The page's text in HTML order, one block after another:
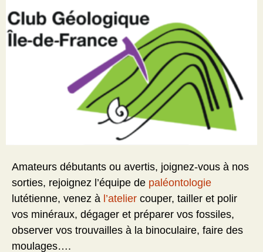
Amateurs débutants ou avertis, joignez-vous à nos
sorties, rejoignez l’équipe de paléontologie
lutétienne, venez à l’atelier couper, tailler et polir
vos minéraux, dégager et préparer vos fossiles,
observer vos trouvailles à la binoculaire, faire des
moulages….